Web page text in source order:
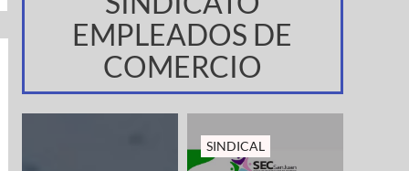
EMPLEADOS DE
COMERCIO
SINDICAL